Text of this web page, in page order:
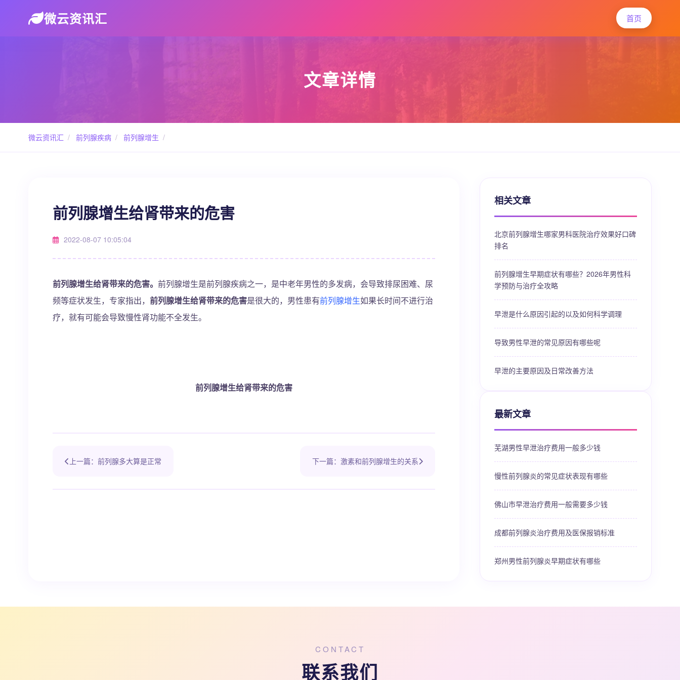
微云资讯汇 首页
文章详情
微云资讯汇 / 前列腺疾病 / 前列腺增生 /
前列腺增生给肾带来的危害
2022-08-07 10:05:04
前列腺增生给肾带来的危害。 前列腺增生是前列腺疾病之一，是中老年男性的多发病，会导致排尿困难、尿
频等症状发生，专家指出， 前列腺增生给肾带来的危害是很大的，男性患有前列腺增生如果长时间不进行治
疗，就有可能会导致慢性肾功能不全发生。
前列腺增生给肾带来的危害
上一篇：前列腺多大算是正常 下一篇：激素和前列腺增生的关系
相关文章
北京前列腺增生哪家男科医院治疗效果好口碑
排名
前列腺增生早期症状有哪些？2026年男性科
学预防与治疗全攻略
早泄是什么原因引起的以及如何科学调理
导致男性早泄的常见原因有哪些呢
早泄的主要原因及日常改善方法
最新文章
芜湖男性早泄治疗费用一般多少钱
慢性前列腺炎的常见症状表现有哪些
佛山市早泄治疗费用一般需要多少钱
成都前列腺炎治疗费用及医保报销标准
郑州男性前列腺炎早期症状有哪些
CONTACT
联系我们